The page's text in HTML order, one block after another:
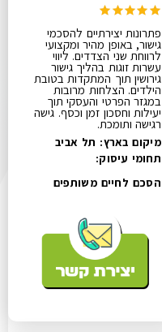
פתרונות יצירתיים להסכמי
גישור, באופן מהיר ומקצועי
לרווחת שני הצדדים​. ליווי
עשרות זוגות בהליך גישור
גירושין תוך המתקדות בטובת
הילדים. הצלחות מרובות
במגזר הפרטי והעסקי תוך
יעילות וחסכון זמן וכסף. גישה
רגישה ותומכת.
מיקום בארץ: תל אביב
תחומי עיסוק:
הסכם לחיים משותפים